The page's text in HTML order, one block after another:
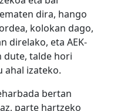
dira, hango
kolokan dago,
direlako, eta AEK-
dute, talde hori
ahal izateko.
bertan
parte hartzeko